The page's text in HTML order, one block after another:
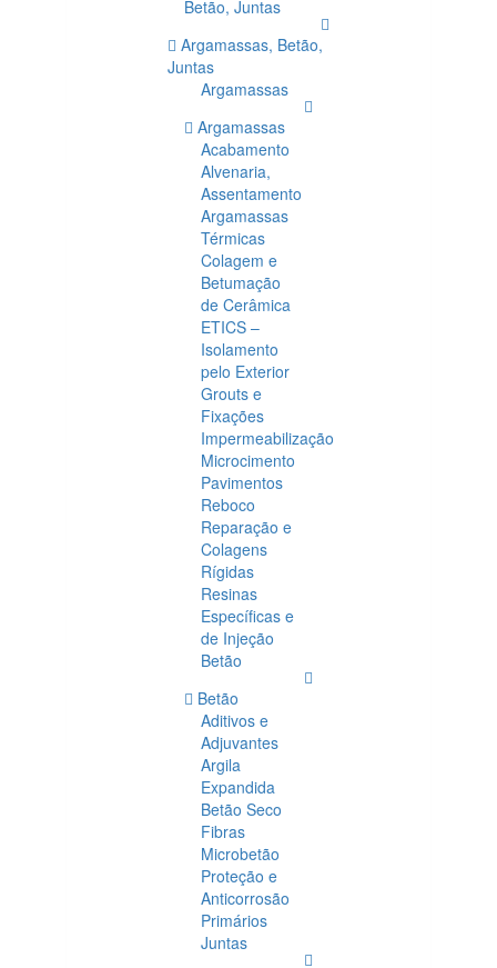
Betão, Juntas
Argamassas, Betão,
Juntas
Argamassas
Argamassas
Acabamento
Alvenaria,
Assentamento
Argamassas
Térmicas
Colagem e
Betumação
de Cerâmica
ETICS –
Isolamento
pelo Exterior
Grouts e
Fixações
Impermeabilização
Microcimento
Pavimentos
Reboco
Reparação e
Colagens
Rígidas
Resinas
Específicas e
de Injeção
Betão
Betão
Aditivos e
Adjuvantes
Argila
Expandida
Betão Seco
Fibras
Microbetão
Proteção e
Anticorrosão
Primários
Juntas